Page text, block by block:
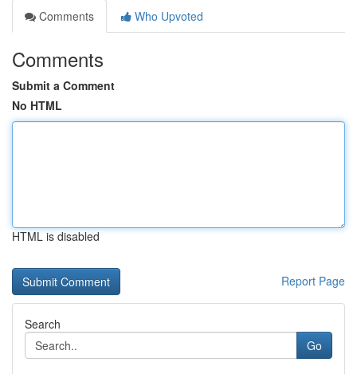
Comments
Who Upvoted
Comments
Submit a Comment
No HTML
HTML is disabled
Report Page
Search
Go